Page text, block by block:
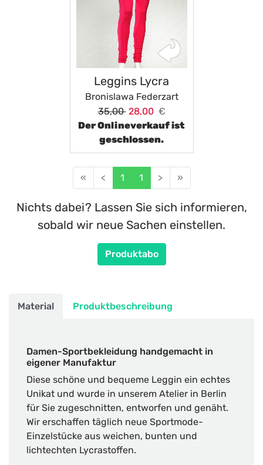
Leggins Lycra
Bronislawa Federzart
35,00 28,00 €
Der Onlineverkauf ist
geschlossen.
« < 1 1 > »
Nichts dabei? Lassen Sie sich informieren,
sobald wir neue Sachen einstellen.
Produktabo
Material Produktbeschreibung
Damen-Sportbekleidung handgemacht in
eigener Manufaktur
Diese schöne und bequeme Leggin ein echtes
Unikat und wurde in unserem Atelier in Berlin
für Sie zugeschnitten, entworfen und genäht.
Wir erschaffen täglich neue Sportmode-
Einzelstücke aus weichen, bunten und
lichtechten Lycrastoffen.